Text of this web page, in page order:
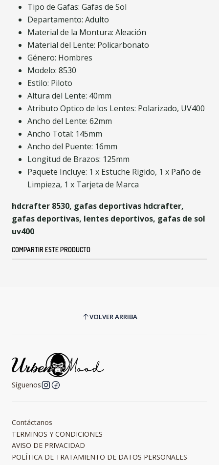
Tipo de Gafas: Gafas de Sol
Departamento: Adulto
Material de la Montura: Aleación
Material del Lente: Policarbonato
Género: Hombres
Modelo: 8530
Estilo: Piloto
Altura del Lente: 40mm
Atributo Optico de los Lentes: Polarizado, UV400
Ancho del Lente: 62mm
Ancho Total: 145mm
Ancho del Puente: 16mm
Longitud de Brazos: 125mm
Paquete Incluye: 1 x Estuche Rigido, 1 x Paño de
Limpieza, 1 x Tarjeta de Marca
hdcrafter 8530, gafas deportivas hdcrafter,
gafas deportivas, lentes deportivos, gafas de sol
uv400
COMPARTIR ESTE PRODUCTO
VOLVER ARRIBA
Síguenos
Contáctanos
TERMINOS Y CONDICIONES
AVISO DE PRIVACIDAD
POLÍTICA DE TRATAMIENTO DE DATOS PERSONALES